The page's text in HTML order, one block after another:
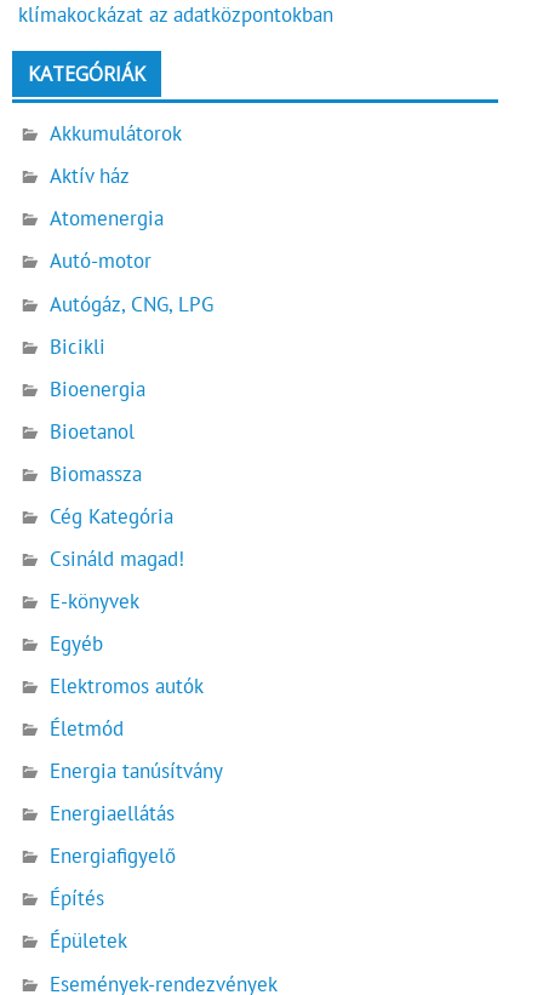
klímakockázat az adatközpontokban
KATEGÓRIÁK
Akkumulátorok
Aktív ház
Atomenergia
Autó-motor
Autógáz, CNG, LPG
Bicikli
Bioenergia
Bioetanol
Biomassza
Cég Kategória
Csináld magad!
E-könyvek
Egyéb
Elektromos autók
Életmód
Energia tanúsítvány
Energiaellátás
Energiafigyelő
Építés
Épületek
Események-rendezvények